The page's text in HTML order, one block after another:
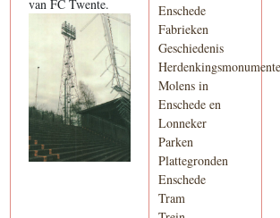
van FC Twente.
Enschede
Fabrieken
Geschiedenis
Molens in
Enschede en
Lonneker
Parken
Plattegronden
Enschede
Tram